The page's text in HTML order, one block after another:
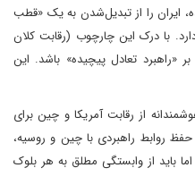
ایران را از تبدیل‌شدن به یک «قطب
با درک این چارچوب (رقابت کلان
بر «راهبرد تعادل پیچیده» باشد. این
از رقابت آمریکا و چین برای
حفظ روابط راهبردی با چین و روسیه،
باید از وابستگی مطلق به هر بلوک